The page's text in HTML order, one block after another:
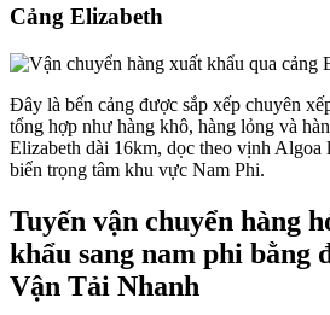
Cảng Elizabeth
Đây là bến cảng được sắp xếp chuyên
tổng hợp như hàng khô, hàng lỏng và
Elizabeth dài 16km, dọc theo vịnh Algoa
biển trọng tâm khu vực Nam Phi.
Tuyến vận chuyển hàng
khẩu sang nam phi bằng
Vận Tải Nhanh